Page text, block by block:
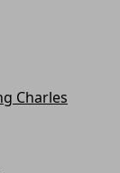
Charles